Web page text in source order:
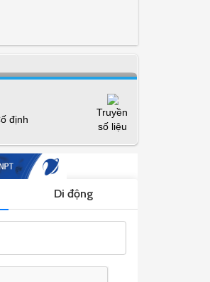
định
Truyền
số liệu